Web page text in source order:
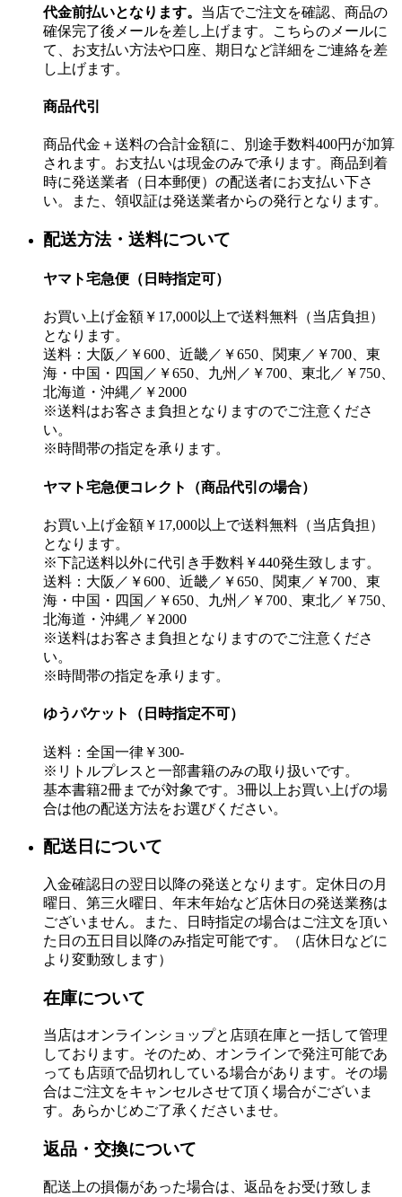
代金前払いとなります。 当店でご注文を確認、商品の
確保完了後メールを差し上げます。こちらのメールに
て、お支払い方法や口座、期日など詳細をご連絡を差
し上げます。
商品代引
商品代金＋送料の合計金額に、別途手数料400円が加算
されます。お支払いは現金のみで承ります。商品到着
時に発送業者（日本郵便）の配送者にお支払い下さ
い。また、領収証は発送業者からの発行となります。
配送方法・送料について
ヤマト宅急便（日時指定可）
お買い上げ金額￥17,000以上で送料無料（当店負担）
となります。
送料：大阪／￥600、近畿／￥650、関東／￥700、東
海・中国・四国／￥650、九州／￥700、東北／￥750、
北海道・沖縄／￥2000
※送料はお客さま負担となりますのでご注意くださ
い。
※時間帯の指定を承ります。
ヤマト宅急便コレクト（商品代引の場合）
お買い上げ金額￥17,000以上で送料無料（当店負担）
となります。
※下記送料以外に代引き手数料￥440発生致します。
送料：大阪／￥600、近畿／￥650、関東／￥700、東
海・中国・四国／￥650、九州／￥700、東北／￥750、
北海道・沖縄／￥2000
※送料はお客さま負担となりますのでご注意くださ
い。
※時間帯の指定を承ります。
ゆうパケット（日時指定不可）
送料：全国一律￥300-
※リトルプレスと一部書籍のみの取り扱いです。
基本書籍2冊までが対象です。3冊以上お買い上げの場
合は他の配送方法をお選びください。
配送日について
入金確認日の翌日以降の発送となります。定休日の月
曜日、第三火曜日、年末年始など店休日の発送業務は
ございません。また、日時指定の場合はご注文を頂い
た日の五日目以降のみ指定可能です。（店休日などに
より変動致します）
在庫について
当店はオンラインショップと店頭在庫と一括して管理
しております。そのため、オンラインで発注可能であ
っても店頭で品切れしている場合があります。その場
合はご注文をキャンセルさせて頂く場合がございま
す。あらかじめご了承くださいませ。
返品・交換について
配送上の損傷があった場合は、返品をお受け致しま